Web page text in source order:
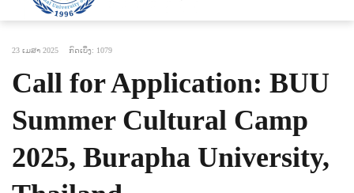
23 ເມສາ 2025 ກົດເບິ່ງ: 1079
Call for Application: BUU
Summer Cultural Camp
2025, Burapha University,